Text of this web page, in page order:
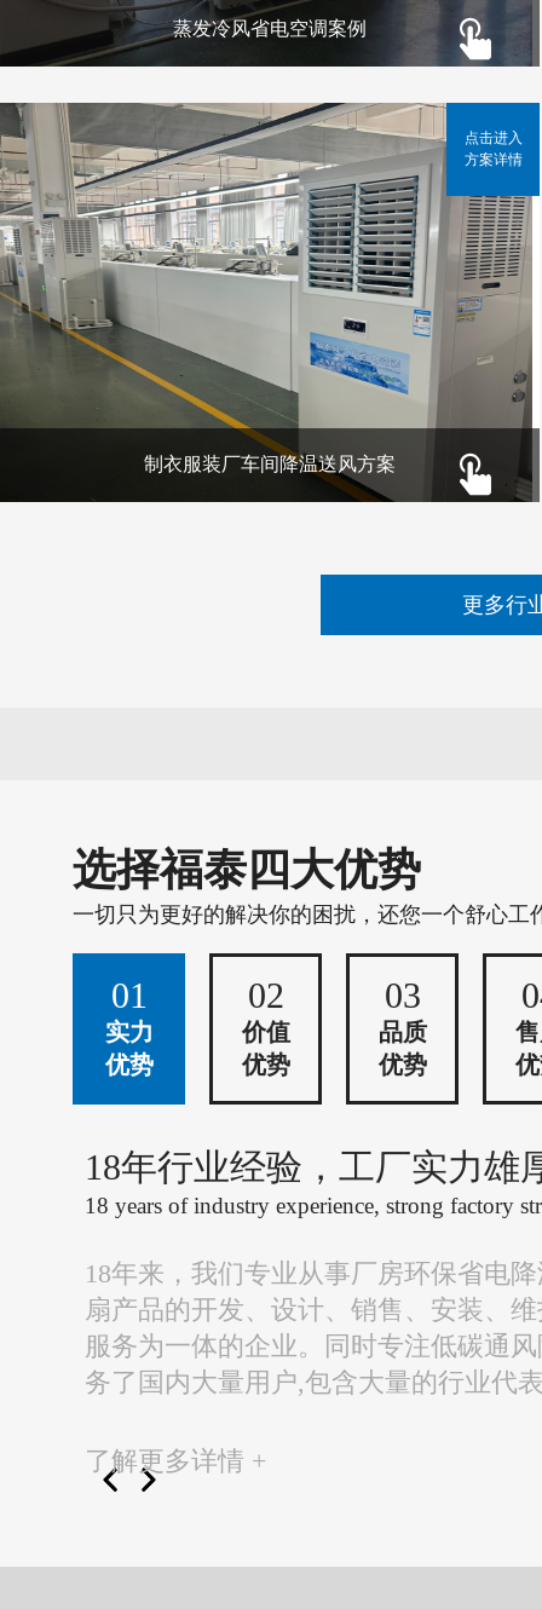
蒸发冷风省电空调案例
制衣服装厂车间降温送风方案
点击进入
方案详情
更多行
选择福泰四大优势
一切只为更好的解决你的困扰，还您一个舒心工
01
实力
优势
02
价值
优势
03
品质
优势
18年行业经验，工厂实力雄
18 years of industry experience, strong factory
18年来，我们专业从事厂房环保省电
扇产品的开发、设计、销售、安装、
服务为一体的企业。同时专注低碳通
务了国内大量用户,包含大量的行业代
了解更多详情 +